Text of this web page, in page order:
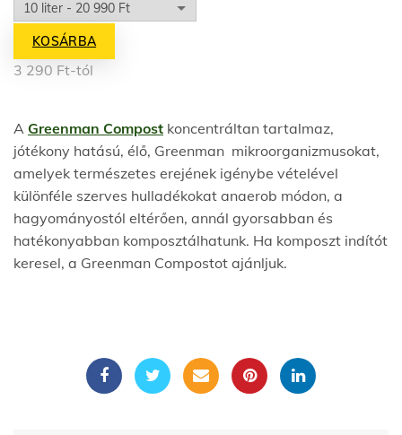
KOSÁRBA
3 290 Ft-tól
A Greenman Compost koncentráltan tartalmaz,
jótékony hatású, élő, Greenman mikroorganizmusokat,
amelyek természetes erejének igénybe vételével
különféle szerves hulladékokat anaerob módon, a
hagyományostól eltérően, annál gyorsabban és
hatékonyabban komposztálhatunk. Ha komposzt indítót
keresel, a Greenman Compostot ajánljuk.